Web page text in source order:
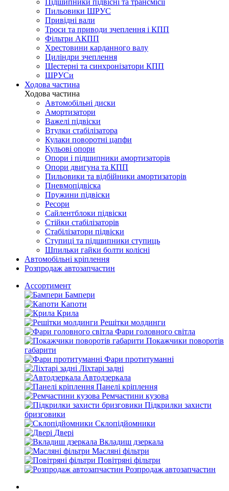
Підшипники підвісні та трансмісії
Пильовики ШРУС
Привідні вали
Троси та приводи зчеплення і КПП
Фільтри АКПП
Хрестовини карданного валу
Циліндри зчеплення
Шестерні та синхронізатори КПП
ШРУСи
Ходова частина
Ходова частина
Автомобільні диски
Амортизатори
Важелі підвіски
Втулки стабілізатора
Кулаки поворотні цапфи
Кульові опори
Опори і підшипники амортизаторів
Опори двигуна та КПП
Пильовики та відбійники амортизаторів
Пневмопідвіска
Пружини підвіски
Ресори
Сайлентблоки підвіски
Стійки стабілізаторів
Стабілізатори підвіски
Ступиці та підшипники ступиць
Шпильки гайки болти колісні
Автомобільні кріплення
Розпродаж автозапчастин
Ассортимент
Бампери
Капоти
Крила
Решітки молдинги
Фари головного світла
Покажчики поворотів
габарити
Фари протитуманні
Ліхтарі задні
Автодзеркала
Панелі кріплення
Ремчастини кузова
Підкрилки захисти
бризговики
Склопідйомники
Двері
Вкладиш дзеркала
Масляні фільтри
Повітряні фільтри
Розпродаж автозапчастин